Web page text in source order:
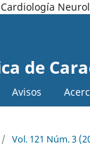
de
Avisos
/ Vol. 121 Núm. 3